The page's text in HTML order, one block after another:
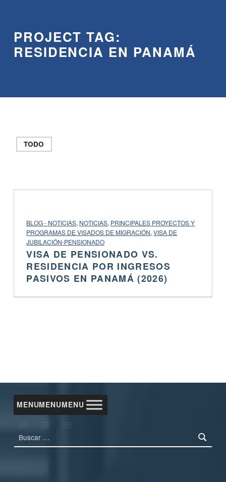
PROJECT TAG:
RESIDENCIA EN PANAMÁ
TODO
BLOG - NOTICIAS, NOTICIAS, PRINCIPALES PROYECTOS Y
PROGRAMAS DE VISADOS ​​DE MIGRACIÓN,VISA DE
JUBILACIÓN-PENSIONADO
VISA DE PENSIONADO VS.
RESIDENCIA POR INGRESOS
PASIVOS EN PANAMÁ (2026)
MENUMENUMENU